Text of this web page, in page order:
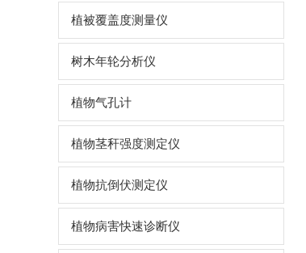
植被覆盖度测量仪
树木年轮分析仪
植物气孔计
植物茎秆强度测定仪
植物抗倒伏测定仪
植物病害快速诊断仪